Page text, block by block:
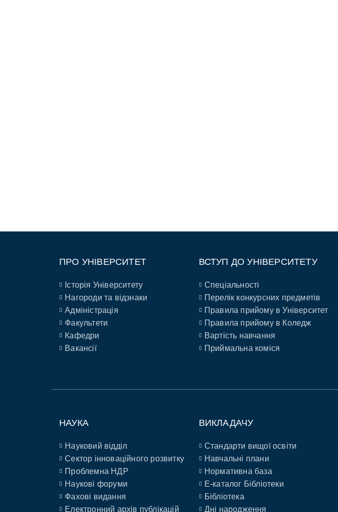
ПРО УНІВЕРСИТЕТ
Історія Університету
Нагороди та відзнаки
Адміністрація
Факультети
Кафедри
Вакансії
ВСТУП ДО УНІВЕРСИТЕТУ
Спеціальності
Перелік конкурсних предметів
Правила прийому в Університет
Правила прийому в Коледж
Вартість навчання
Приймальна коміся
НАУКА
Науковий відділ
Сектор інноваційного розвитку
Проблемна НДР
Наукові форуми
Фахові видання
Електронний архів публікацій
ВИКЛАДАЧУ
Стандарти вищої освіти
Навчальні плани
Нормативна база
E-каталог Бібліотеки
Бібліотека
Дні народження